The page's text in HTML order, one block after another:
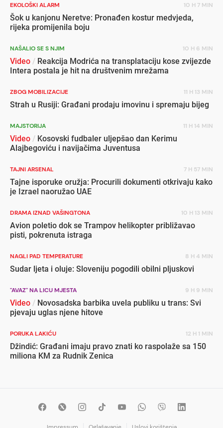
EKOLOŠKI ALARM 10 H 7 MIN
Šok u kanjonu Neretve: Pronađen kostur medvjeda,
rijeka promijenila boju
NAŠALIO SE S NJIM 10 H 6 MIN
Video / Reakcija Modrića na transplataciju kose zvijezde
Intera postala je hit na društvenim mrežama
ZBOG MOBILIZACIJE 11 H 13 MIN
Strah u Rusiji: Građani prodaju imovinu i spremaju bijeg
MAJSTORIJA 11 H 14 MIN
Video / Kosovski fudbaler uljepšao dan Kerimu
Alajbegoviću i navijačima Juventusa
TAJNI ARSENAL 7 H 57 MIN
Tajne isporuke oružja: Procurili dokumenti otkrivaju kako
je Izrael naoružao UAE
DRAMA IZNAD VAŠINGTONA 10 H 13 MIN
Avion poletio dok se Trampov helikopter približavao
pisti, pokrenuta istraga
NAGLI PAD TEMPERATURE 8 H 4 MIN
Sudar ljeta i oluje: Sloveniju pogodili obilni pljuskovi
"AVAZ" NA LICU MJESTA 9 H 9 MIN
Video / Novosadska barbika uvela publiku u trans: Svi
pjevaju uglas njene hitove
PORUKA LAKIĆU 12 H 1 MIN
Džindić: Građani imaju pravo znati ko raspolaže sa 150
miliona KM za Rudnik Zenica